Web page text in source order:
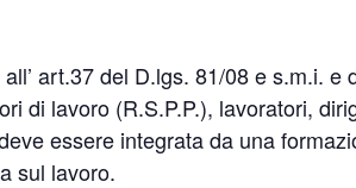
art.37 del D.lgs. 81/08 e s.m.i.
di lavoro (R.S.P.P.), lavoratori,
essere integrata da una
sul lavoro.